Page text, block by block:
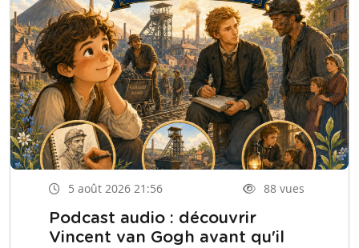
5 août 2026 21:56 88 vues
Podcast audio : découvrir
Vincent van Gogh avant qu'il